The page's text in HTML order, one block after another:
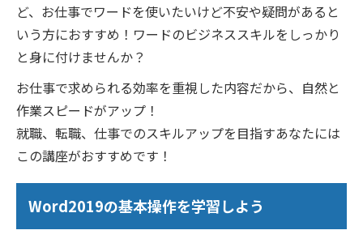
ど、お仕事でワードを使いたいけど不安や疑問があると
いう方におすすめ！ワードのビジネススキルをしっかり
と身に付けませんか？
お仕事で求められる効率を重視した内容だから、自然と
作業スピードがアップ！
就職、転職、仕事でのスキルアップを目指すあなたには
この講座がおすすめです！
Word2019の基本操作を学習しよう